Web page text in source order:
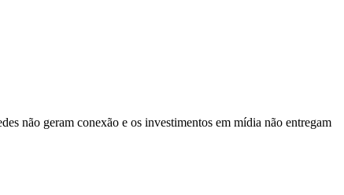
não geram conexão e os investimentos em mídia não entregam